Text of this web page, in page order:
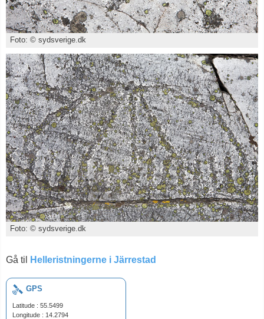
Foto: © sydsverige.dk
Foto: © sydsverige.dk
Gå til Helleristningerne i Järrestad
GPS
Latitude : 55.5499
Longitude : 14.2794